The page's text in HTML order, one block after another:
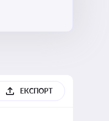
ЕКСПОРТ